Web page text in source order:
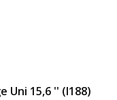
Uni 15,6 '' (I188)